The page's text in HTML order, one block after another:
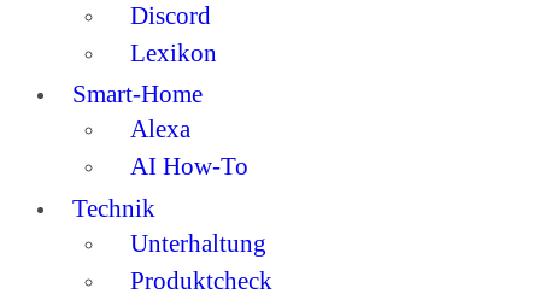
Discord
Lexikon
Smart-Home
Alexa
AI How-To
Technik
Unterhaltung
Produktcheck